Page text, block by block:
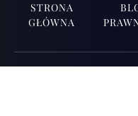
STRONA
GŁÓWNA